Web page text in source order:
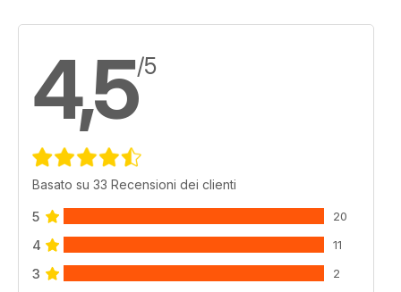
4,5/5
Basato su 33 Recensioni dei clienti
5 20
4 11
3 2